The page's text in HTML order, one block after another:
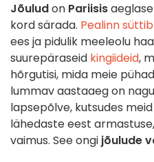
Jõuludon Pariisis
kord särada. Pealinn süttib
ees ja pidulik meeleolu
suurepäraseid kingiideid,
hõrgutisi, mida meie
lummav aastaaeg on
lapsepõlve, kutsudes
lähedaste eest
vaimus. See ongi jõulude